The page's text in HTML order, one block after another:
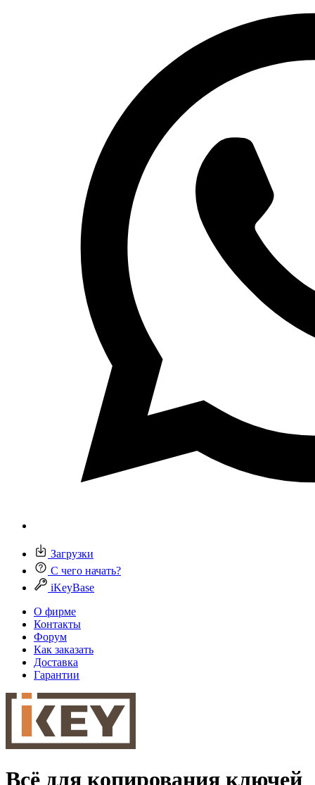
Загрузки
С чего начать?
iKeyBase
О фирме
Контакты
Форум
Как заказать
Доставка
Гарантии
Всё для копирования ключей